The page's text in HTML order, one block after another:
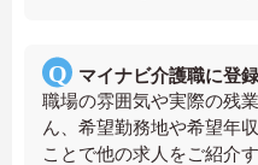
マイナビ介護職に登
職場の雰囲気や実際の残
ん、希望勤務地や希望年
ことで他の求人をご紹介